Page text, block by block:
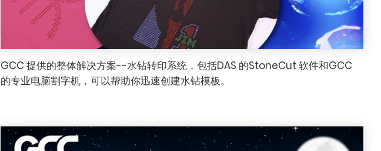
GCC 提供的整体解决方案--水钻转印系统，包括DAS 的StoneCut 软件和GCC
的专业电脑割字机，可以帮助你迅速创建水钻模板。